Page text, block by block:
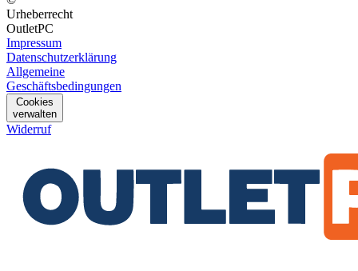
Urheberrecht
OutletPC
Impressum
Datenschutzerklärung
Allgemeine
Geschäftsbedingungen
Cookies
verwalten
Widerruf